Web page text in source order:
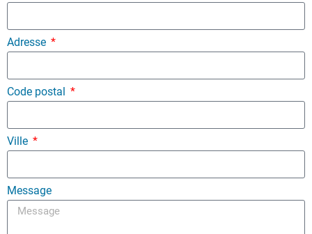
Adresse
Code postal
Ville
Message